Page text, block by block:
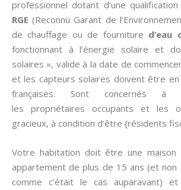
professionnel dotant d’une
RGE(Reconnu Garant de
de chauffage ou de fourniture d’eau
fonctionnant à l’énergie solaire et
solaires », valide à la date de
et les capteurs solaires doivent être
françaises. Sont concernés à
les propriétaires occupants et les
gracieux, à condition d’être {résidents
Votre habitation doit être une maison
appartement de plus de 15 ans (et non
comme c’était le cas auparavant)